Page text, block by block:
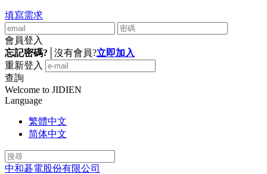
填寫需求
會員登入
忘記密碼?
沒有會員?立即加入
重新登入
查詢
Welcome to JIDIEN
Language
繁體中文
简体中文
中和碁電股份有限公司